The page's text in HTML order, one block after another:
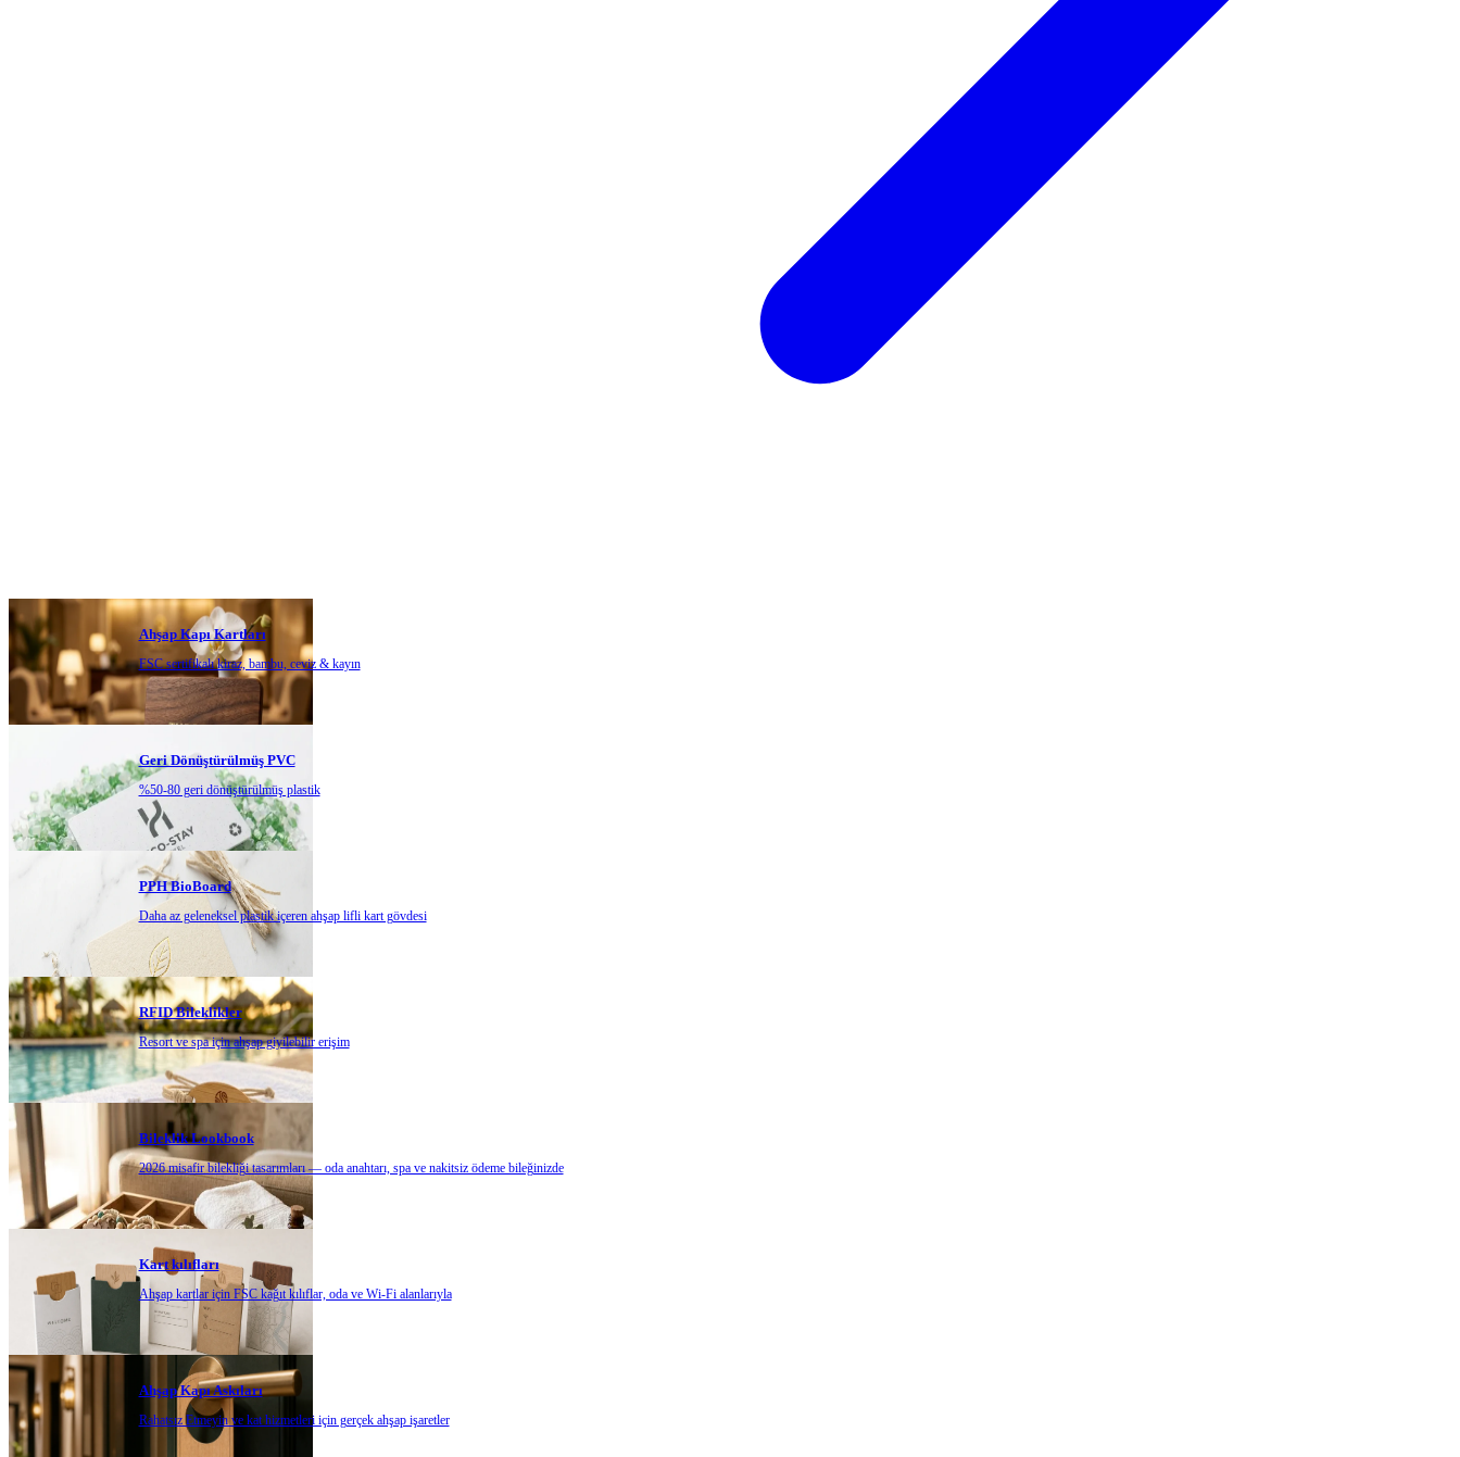
Ahşap Kapı Kartları
FSC sertifikalı kiraz, bambu, ceviz & kayın
Geri Dönüştürülmüş PVC
%50-80 geri dönüştürülmüş plastik
PPH BioBoard
Daha az geleneksel plastik içeren ahşap lifli kart gövdesi
RFID Bileklikler
Resort ve spa için ahşap giyilebilir erişim
Bileklik Lookbook
2026 misafir bilekliği tasarımları — oda anahtarı, spa ve nakitsiz ödeme bileğinizde
Kart kılıfları
Ahşap kartlar için FSC kağıt kılıflar, oda ve Wi-Fi alanlarıyla
Ahşap Kapı Askıları
Rahatsız Etmeyin ve kat hizmetleri için gerçek ahşap işaretler